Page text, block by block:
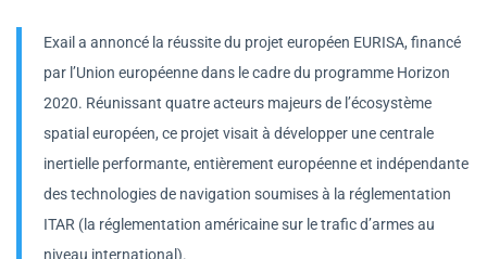
Exail a annoncé la réussite du projet européen EURISA, financé
par l’Union européenne dans le cadre du programme Horizon
2020. Réunissant quatre acteurs majeurs de l’écosystème
spatial européen, ce projet visait à développer une centrale
inertielle performante, entièrement européenne et indépendante
des technologies de navigation soumises à la réglementation
ITAR (la réglementation américaine sur le trafic d’armes au
niveau international).